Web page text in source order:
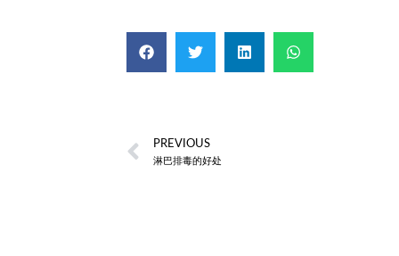
PREVIOUS
淋巴排毒的好处